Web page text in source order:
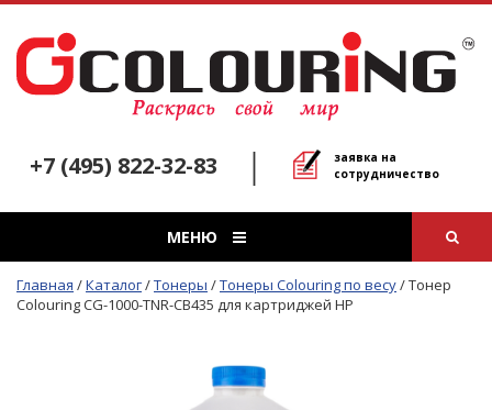
+7 (495) 822-32-83
заявка на
сотрудничество
МЕНЮ
Главная /Каталог/Тонеры /Тонеры Colouring по весу/Тонер
Colouring CG-1000-TNR-CB435 для картриджей HP